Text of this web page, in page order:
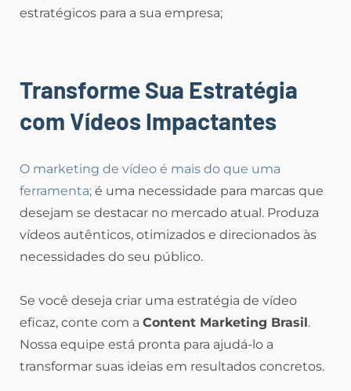
estratégicos para a sua empresa;
Transforme Sua Estratégia
com Vídeos Impactantes
O marketing de vídeo é mais do que uma
ferramenta; é uma necessidade para marcas que
desejam se destacar no mercado atual. Produza
vídeos autênticos, otimizados e direcionados às
necessidades do seu público.
Se você deseja criar uma estratégia de vídeo
eficaz, conte com a Content Marketing Brasil.
Nossa equipe está pronta para ajudá-lo a
transformar suas ideias em resultados concretos.